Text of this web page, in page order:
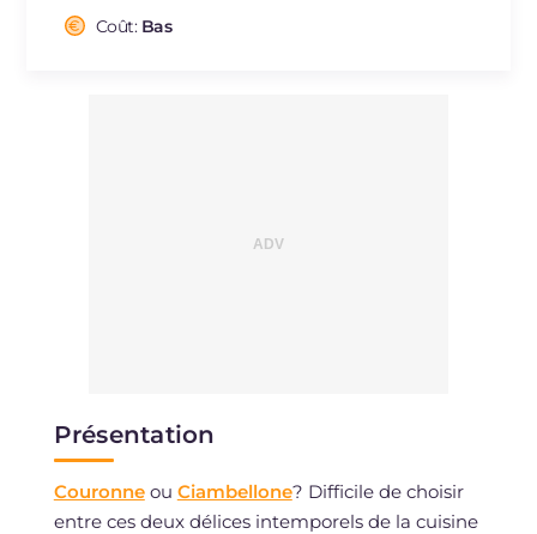
Coût: Bas
Présentation
Couronneou Ciambellone? Difficile de choisir
entre ces deux délices intemporels de la cuisine